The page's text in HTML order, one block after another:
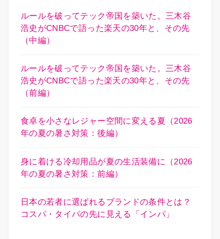
ルールを破ってテック帝国を築いた。三木谷
浩史がCNBCで語った楽天の30年と、その先
（中編）
ルールを破ってテック帝国を築いた。三木谷
浩史がCNBCで語った楽天の30年と、その先
（前編）
食卓を小さなレジャー空間に変える夏（2026
年の夏の暑さ対策：後編）
身に着ける冷却用品が夏の生活装備に（2026
年の夏の暑さ対策：前編）
日本の若者に選ばれるブランドの条件とは？
コスパ・タイパの先に見える「インパ」